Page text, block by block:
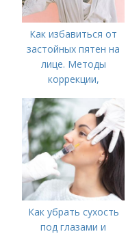
Как избавиться от
застойных пятен на
лице. Методы
коррекции,
акне и удаления
рубцов и шрамов
постакне
Как убрать сухость
под глазами и